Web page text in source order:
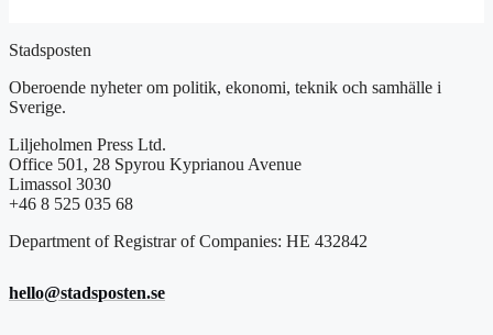
Stadsposten
Oberoende nyheter om politik, ekonomi, teknik och samhälle i
Sverige.
Liljeholmen Press Ltd.
Office 501, 28 Spyrou Kyprianou Avenue
Limassol 3030
+46 8 525 035 68
Department of Registrar of Companies: HE 432842
hello@stadsposten.se